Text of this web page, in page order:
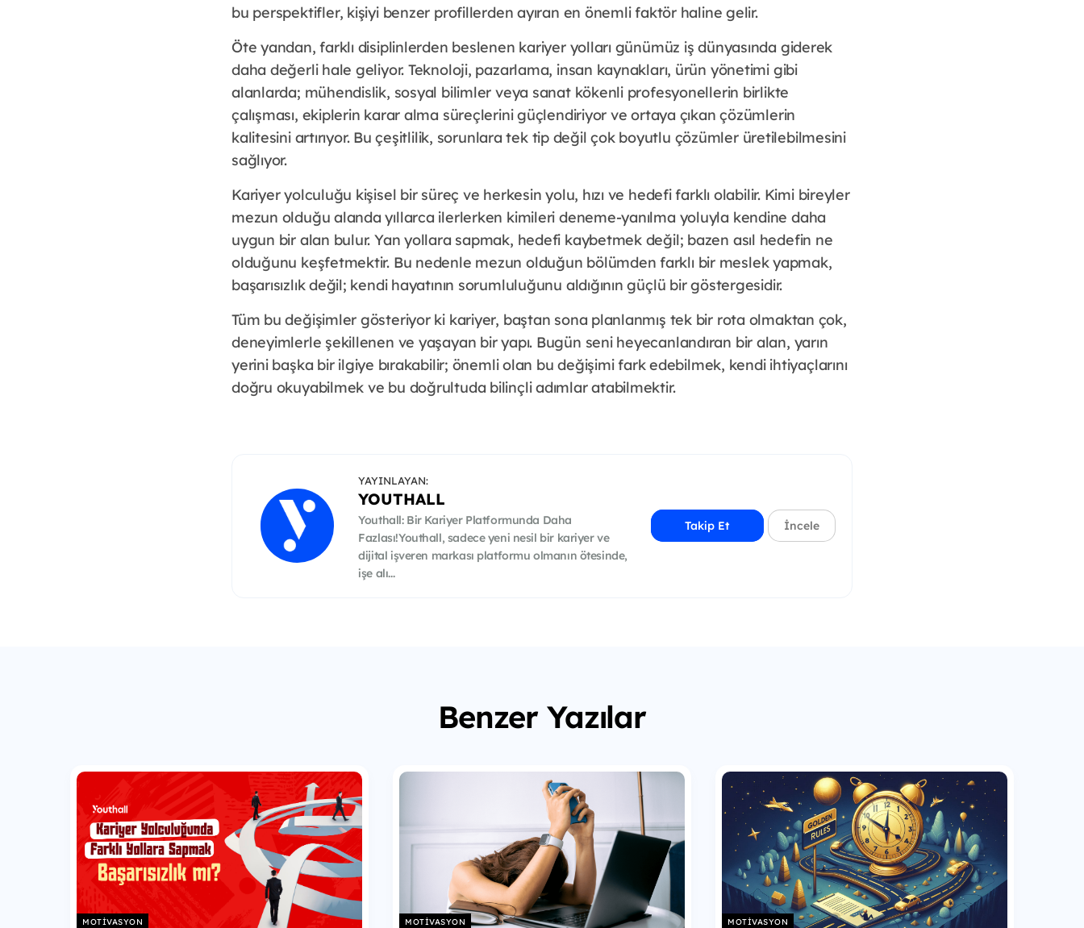
bu perspektifler, kişiyi benzer profillerden ayıran en önemli faktör haline gelir.
Öte yandan, farklı disiplinlerden beslenen kariyer yolları günümüz iş dünyasında giderek
daha değerli hale geliyor. Teknoloji, pazarlama, insan kaynakları, ürün yönetimi gibi
alanlarda; mühendislik, sosyal bilimler veya sanat kökenli profesyonellerin birlikte
çalışması, ekiplerin karar alma süreçlerini güçlendiriyor ve ortaya çıkan çözümlerin
kalitesini artırıyor. Bu çeşitlilik, sorunlara tek tip değil çok boyutlu çözümler üretilebilmesini
sağlıyor.
Kariyer yolculuğu kişisel bir süreç ve herkesin yolu, hızı ve hedefi farklı olabilir. Kimi bireyler
mezun olduğu alanda yıllarca ilerlerken kimileri deneme-yanılma yoluyla kendine daha
uygun bir alan bulur. Yan yollara sapmak, hedefi kaybetmek değil; bazen asıl hedefin ne
olduğunu keşfetmektir. Bu nedenle mezun olduğun bölümden farklı bir meslek yapmak,
başarısızlık değil; kendi hayatının sorumluluğunu aldığının güçlü bir göstergesidir.
Tüm bu değişimler gösteriyor ki kariyer, baştan sona planlanmış tek bir rota olmaktan çok,
deneyimlerle şekillenen ve yaşayan bir yapı. Bugün seni heyecanlandıran bir alan, yarın
yerini başka bir ilgiye bırakabilir; önemli olan bu değişimi fark edebilmek, kendi ihtiyaçlarını
doğru okuyabilmek ve bu doğrultuda bilinçli adımlar atabilmektir.
YAYINLAYAN:
YOUTHALL
Youthall: Bir Kariyer Platformunda Daha
Fazlası!Youthall, sadece yeni nesil bir kariyer ve
dijital işveren markası platformu olmanın ötesinde,
işe alı...
Takip Et İncele
Benzer Yazılar
MOTIVASYON MOTIVASYON MOTIVASYON